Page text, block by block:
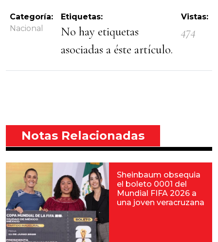
Categoría:
Nacional
Etiquetas:
No hay etiquetas
asociadas a éste artículo.
Vistas:
474
Notas Relacionadas
Sheinbaum obsequia
el boleto 0001 del
Mundial FIFA 2026 a
una joven veracruzana